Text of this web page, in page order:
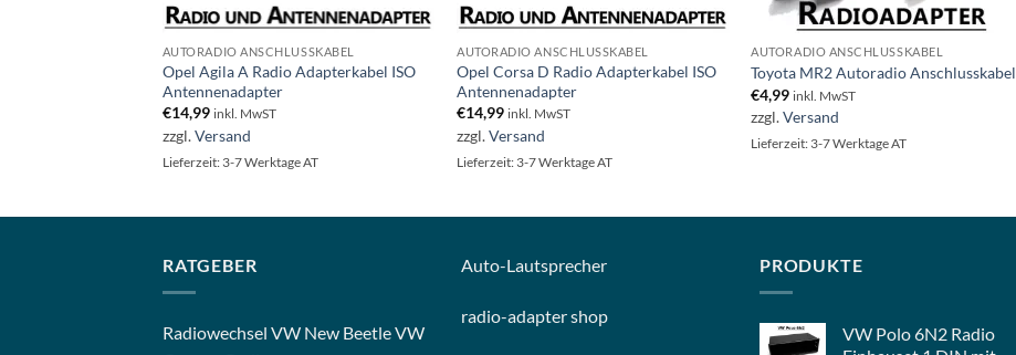
AUTORADIO ANSCHLUSSKABEL
Opel Agila A Radio Adapterkabel ISO
Antennenadapter
€14,99 inkl. MwST
zzgl.Versand
Lieferzeit: 3-7 Werktage AT
AUTORADIO ANSCHLUSSKABEL
Opel Corsa D Radio Adapterkabel ISO
Antennenadapter
€14,99 inkl. MwST
zzgl.Versand
Lieferzeit: 3-7 Werktage AT
AUTORADIO ANSCHLUSSKABEL
Toyota MR2 Autoradio Anschlusskabel
€4,99 inkl. MwST
zzgl.Versand
Lieferzeit: 3-7 Werktage AT
RATGEBER
Radiowechsel VW New Beetle VW
Auto-Lautsprecher
radio-adapter shop
PRODUKTE
VW Polo 6N2 Radio